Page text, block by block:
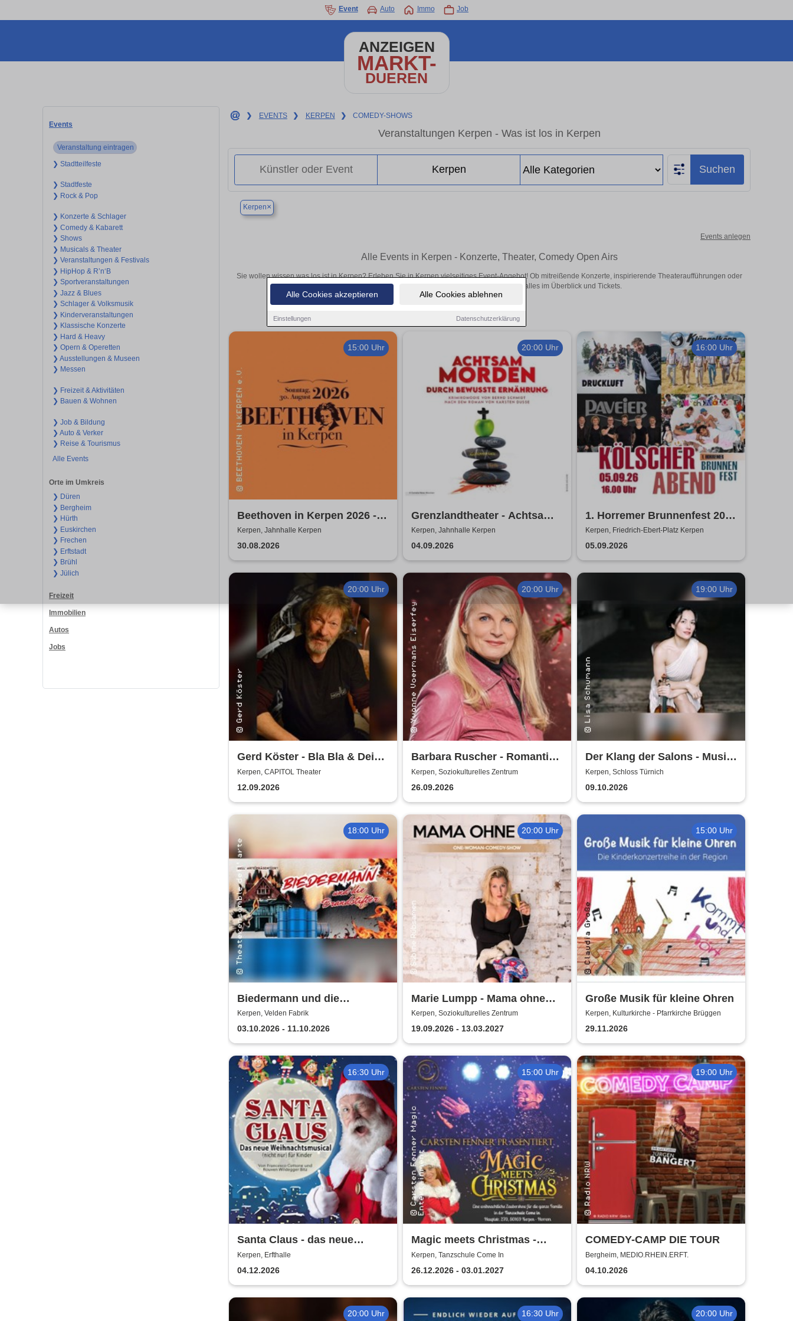
Alle Cookies akzeptieren Alle Cookies ablehnen
Einstellungen Datenschutzerklärung
Event Auto Immo Job
ANZEIGEN
MARKT-
DUEREN
Events
Veranstaltung eintragen
❯ Stadtteilfeste
❯ Stadtfeste
❯ Rock & Pop
❯ Konzerte & Schlager
❯ Comedy & Kabarett
❯ Shows
❯ Musicals & Theater
❯ Veranstaltungen & Festivals
❯ HipHop & R’n‘B
❯ Sportveranstaltungen
❯ Jazz & Blues
❯ Schlager & Volksmusik
❯ Kinderveranstaltungen
❯ Klassische Konzerte
❯ Hard & Heavy
❯ Opern & Operetten
❯ Ausstellungen & Museen
❯ Messen
❯ Freizeit & Aktivitäten
❯ Bauen & Wohnen
❯ Job & Bildung
❯ Auto & Verker
❯ Reise & Tourismus
Alle Events
Orte im Umkreis
❯ Düren
❯ Bergheim
❯ Hürth
❯ Euskirchen
❯ Frechen
❯ Erftstadt
❯ Brühl
❯ Jülich
Freizeit
Immobilien
Autos
Jobs
❯ EVENTS ❯ KERPEN ❯ COMEDY-SHOWS
Veranstaltungen Kerpen - Was ist los in Kerpen
Suchen
Kerpen×
Events anlegen
Alle Events in Kerpen - Konzerte, Theater, Comedy Open Airs
Sie wollen wissen was los ist in Kerpen? Erleben Sie in Kerpen vielseitiges Event-Angebot! Ob mitreißende Konzerte, inspirierende Theateraufführungen oder
aufregende Veranstaltungen in Kerpen – hier finden alles im Überblick und Tickets.
15:00 Uhr
Beethoven in Kerpen 2026 -
Sommerkonzerte 2026
Kerpen, Jahnhalle Kerpen
30.08.2026
20:00 Uhr
Grenzlandtheater - Achtsam
Morden durch bewusste
Ernährung
Kerpen, Jahnhalle Kerpen
04.09.2026
16:00 Uhr
1. Horremer Brunnenfest 2026
- Klüngelköpp, Druckluft,
Planschemalöör, Paveier
Kerpen, Friedrich-Ebert-Platz Kerpen
05.09.2026
20:00 Uhr
Gerd Köster - Bla Bla & Dei
Dei
Kerpen, CAPITOL Theater
12.09.2026
20:00 Uhr
Barbara Ruscher - Romantik,
aber zack, zack!
Kerpen, Soziokulturelles Zentrum
26.09.2026
19:00 Uhr
Der Klang der Salons - Musik
und Gesellschaft bei Marcel
Proust
Kerpen, Schloss Türnich
09.10.2026
18:00 Uhr
Biedermann und die
Brandstifter -
Theaterensemble dell' arte
e.V.
Kerpen, Velden Fabrik
03.10.2026 - 11.10.2026
20:00 Uhr
Marie Lumpp - Mama ohne
Plan
Kerpen, Soziokulturelles Zentrum
19.09.2026 - 13.03.2027
15:00 Uhr
Große Musik für kleine Ohren
Kerpen, Kulturkirche - Pfarrkirche Brüggen
29.11.2026
16:30 Uhr
Santa Claus - das neue
Weihnachtsmusical (nicht
nur) für Kinder
Kerpen, Erfthalle
04.12.2026
15:00 Uhr
Magic meets Christmas -
Tanzschule Come In
Kerpen, Tanzschule Come In
26.12.2026 - 03.01.2027
19:00 Uhr
COMEDY-CAMP DIE TOUR
Bergheim, MEDIO.RHEIN.ERFT.
04.10.2026
20:00 Uhr 16:30 Uhr 20:00 Uhr